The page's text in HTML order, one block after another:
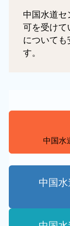
中国水道
可を受け
について
す。
中国水
中国